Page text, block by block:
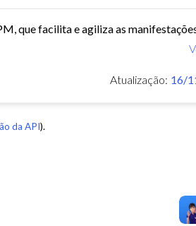
que facilita e agiliza as
Atualização: 16/
da API).